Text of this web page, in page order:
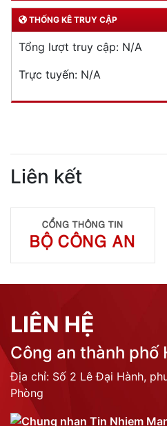
THỐNG KÊ TRUY CẬP
Tổng lượt truy cập: N/A
Trực tuyến: N/A
Liên kết
LIÊN HỆ
Công an thành phố
Địa chỉ: Số 2 Lê Đại Hành,
Phòng